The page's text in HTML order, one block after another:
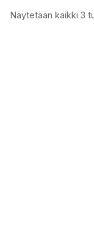
Näytetään kaikki 3